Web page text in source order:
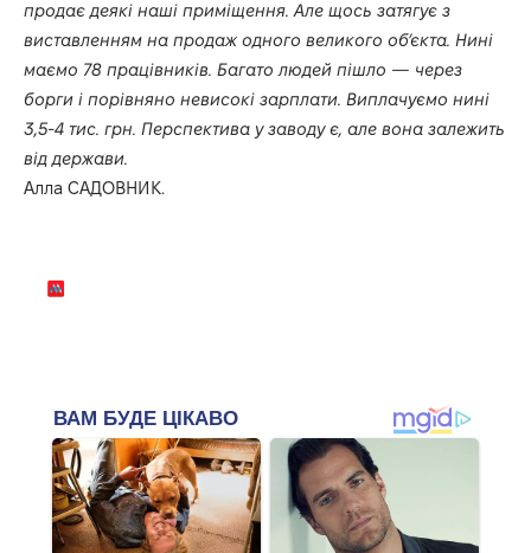
продає деякі наші приміщення. Але щось затягує з
виставленням на продаж одного великого об’єкта. Нині
маємо 78 працівників. Багато людей пішло — через
борги і порівняно невисокі зарплати. Виплачуємо нині
3,5-4 тис. грн. Перспектива у заводу є, але вона залежить
від держави.
Алла САДОВНИК.